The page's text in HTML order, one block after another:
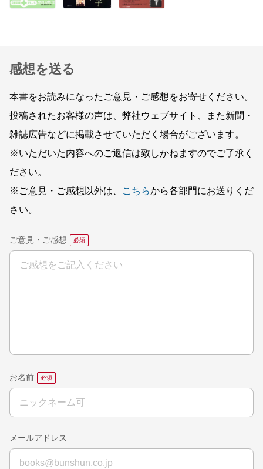
感想を送る
本書をお読みになったご意見・ご感想をお寄せください。
投稿されたお客様の声は、弊社ウェブサイト、また新聞・
雑誌広告などに掲載させていただく場合がございます。
※いただいた内容へのご返信は致しかねますのでご了承く
ださい。
※ご意見・ご感想以外は、
こちらから各部門にお送りくだ
さい。
ご意見・ご感想
お名前
メールアドレス